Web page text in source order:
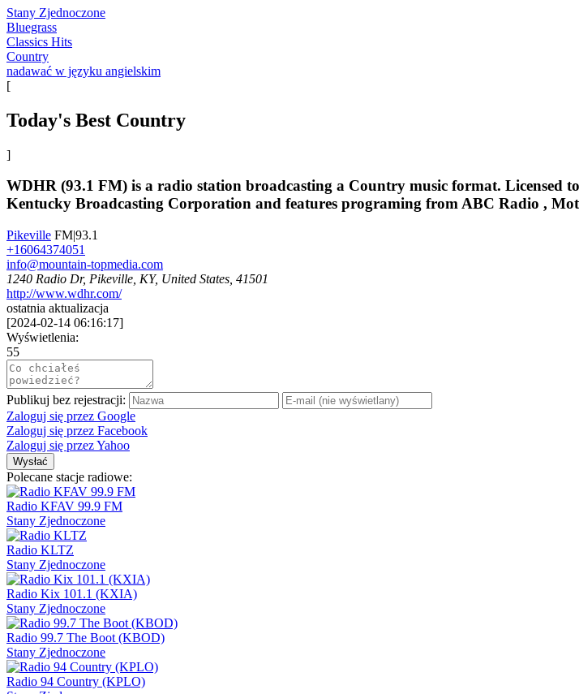
Stany Zjednoczone
Bluegrass
Classics Hits
Country
nadawać w języku angielskim
[
Today's Best Country
]
WDHR (93.1 FM) is a radio station broadcasting a Country music format. Licensed
Kentucky Broadcasting Corporation and features programing from ABC Radio ,
Pikeville FM|93.1
+16064374051
info@mountain-topmedia.com
1240 Radio Dr, Pikeville, KY, United States, 41501
http://www.wdhr.com/
ostatnia aktualizacja
[2024-02-14 06:16:17]
Wyświetlenia:
55
Publikuj bez rejestracji:
Zaloguj się przez Google
Zaloguj się przez Facebook
Zaloguj się przez Yahoo
Wysłać
Polecane stacje radiowe:
Radio KFAV 99.9 FM
Stany Zjednoczone
Radio KLTZ
Stany Zjednoczone
Radio Kix 101.1 (KXIA)
Stany Zjednoczone
Radio 99.7 The Boot (KBOD)
Stany Zjednoczone
Radio 94 Country (KPLO)